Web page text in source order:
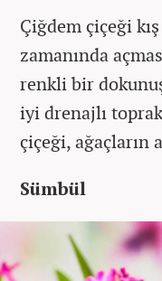
Çiğdem çiçeği
zamanında
renkli bir
iyi drenajlı
çiçeği, ağaçların
Sümbül